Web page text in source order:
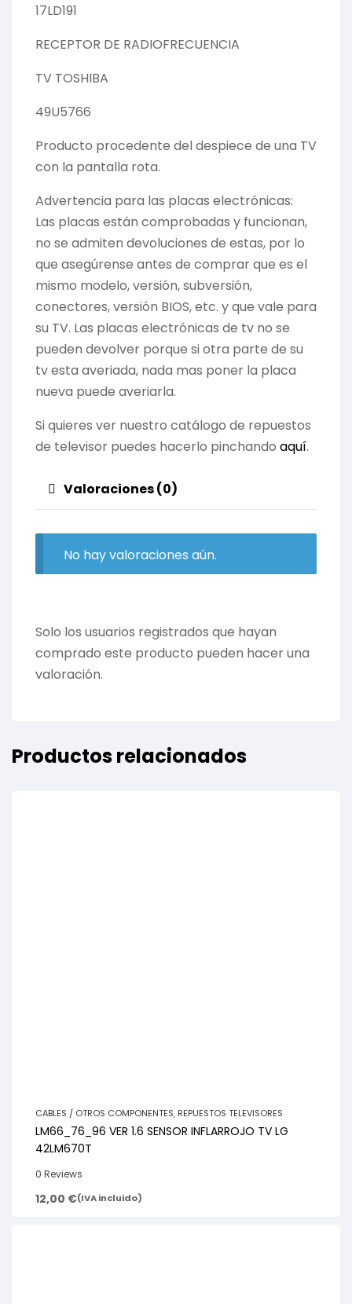
17LD191
RECEPTOR DE RADIOFRECUENCIA
TV TOSHIBA
49U5766
Producto procedente del despiece de una TV
con la pantalla rota.
Advertencia para las placas electrónicas:
Las placas están comprobadas y funcionan,
no se admiten devoluciones de estas, por lo
que asegúrense antes de comprar que es el
mismo modelo, versión, subversión,
conectores, versión BIOS, etc. y que vale para
su TV. Las placas electrónicas de tv no se
pueden devolver porque si otra parte de su
tv esta averiada, nada mas poner la placa
nueva puede averiarla.
Si quieres ver nuestro catálogo de repuestos
de televisor puedes hacerlo pinchando aquí.
Valoraciones (0)
No hay valoraciones aún.
Solo los usuarios registrados que hayan
comprado este producto pueden hacer una
valoración.
Productos relacionados
CABLES / OTROS COMPONENTES, REPUESTOS TELEVISORES
LM66_76_96 VER 1.6 SENSOR INFLARROJO TV LG
42LM670T
0 Reviews
12,00 €(IVA incluido)